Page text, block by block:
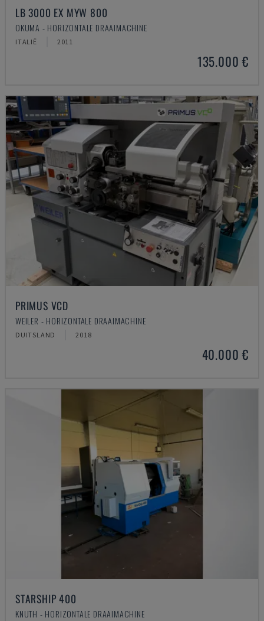
LB 3000 EX MYW 800
OKUMA - HORIZONTALE DRAAIMACHINE
ITALIË 2011
135.000 €
PRIMUS VCD
WEILER - HORIZONTALE DRAAIMACHINE
DUITSLAND 2018
40.000 €
STARSHIP 400
KNUTH - HORIZONTALE DRAAIMACHINE